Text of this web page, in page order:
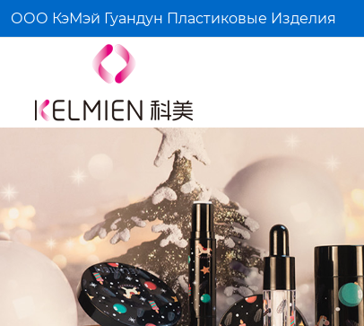
ООО КэМэй Гуандун Пластиковые Изделия